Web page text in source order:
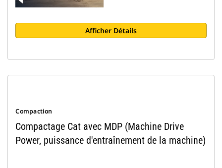
Afficher Détails
Compaction
Compactage Cat avec MDP (Machine Drive
Power, puissance d'entraînement de la machine)